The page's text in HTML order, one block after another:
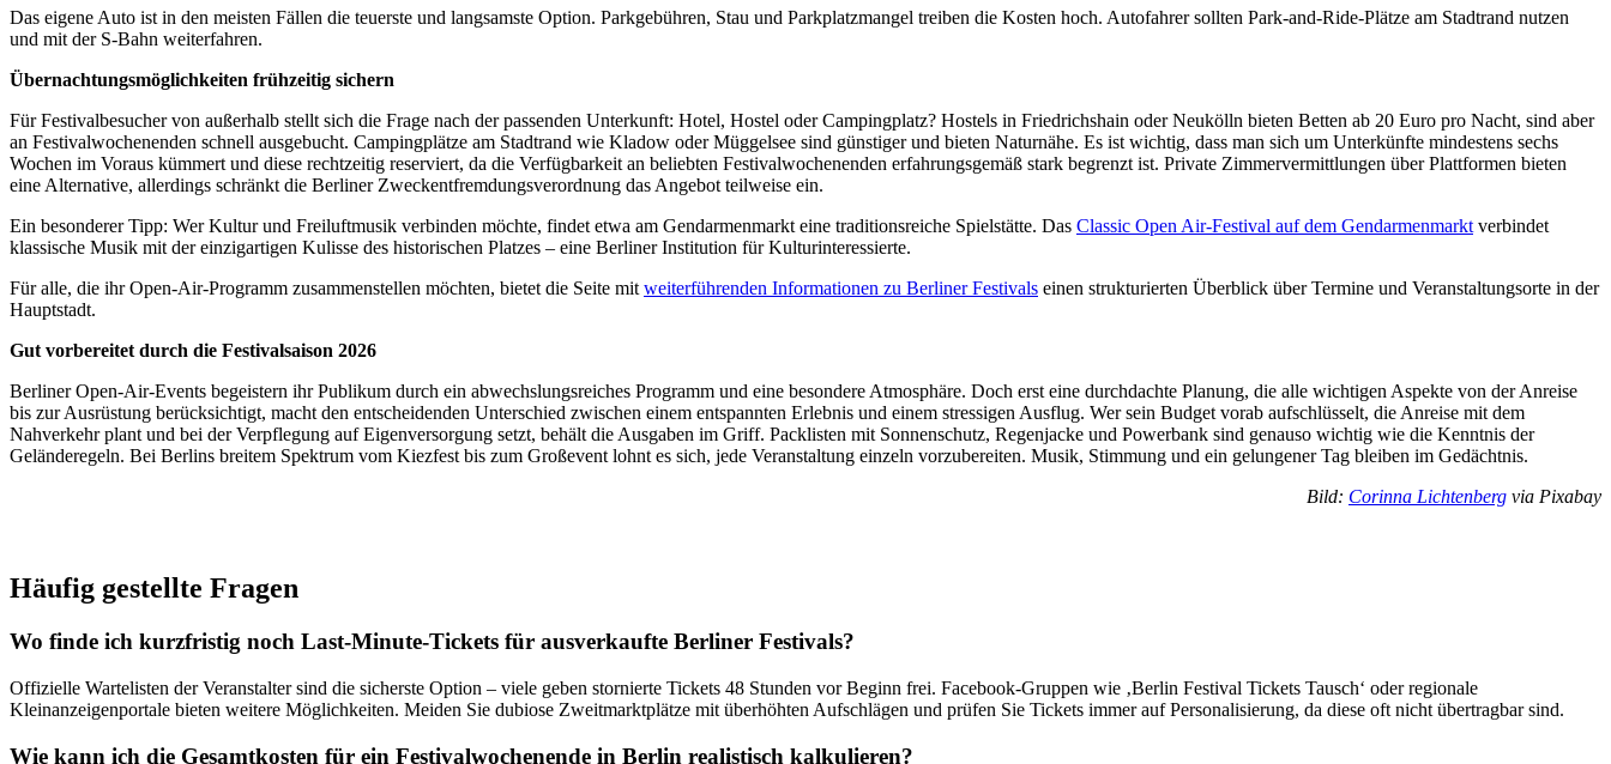
Das eigene Auto ist in den meisten Fällen die teuerste und langsamste Option. Parkgebühren, Stau und Parkplatzmangel treiben die Kosten hoch. Autofahrer sollten Park-and-Ride-Plätze am Stadtrand nutzen
und mit der S-Bahn weiterfahren.
Übernachtungsmöglichkeiten frühzeitig sichern
Für Festivalbesucher von außerhalb stellt sich die Frage nach der passenden Unterkunft: Hotel, Hostel oder Campingplatz? Hostels in Friedrichshain oder Neukölln bieten Betten ab 20 Euro pro Nacht, sind aber
an Festivalwochenenden schnell ausgebucht. Campingplätze am Stadtrand wie Kladow oder Müggelsee sind günstiger und bieten Naturnähe. Es ist wichtig, dass man sich um Unterkünfte mindestens sechs
Wochen im Voraus kümmert und diese rechtzeitig reserviert, da die Verfügbarkeit an beliebten Festivalwochenenden erfahrungsgemäß stark begrenzt ist. Private Zimmervermittlungen über Plattformen bieten
eine Alternative, allerdings schränkt die Berliner Zweckentfremdungsverordnung das Angebot teilweise ein.
Ein besonderer Tipp: Wer Kultur und Freiluftmusik verbinden möchte, findet etwa am Gendarmenmarkt eine traditionsreiche Spielstätte. Das Classic Open Air-Festival auf dem Gendarmenmarktverbindet
klassische Musik mit der einzigartigen Kulisse des historischen Platzes – eine Berliner Institution für Kulturinteressierte.
Für alle, die ihr Open-Air-Programm zusammenstellen möchten, bietet die Seite mitweiterführenden Informationen zu Berliner Festivals einen strukturierten Überblick über Termine und Veranstaltungsorte in der
Hauptstadt.
Gut vorbereitet durch die Festivalsaison 2026
Berliner Open-Air-Events begeistern ihr Publikum durch ein abwechslungsreiches Programm und eine besondere Atmosphäre. Doch erst eine durchdachte Planung, die alle wichtigen Aspekte von der Anreise
bis zur Ausrüstung berücksichtigt, macht den entscheidenden Unterschied zwischen einem entspannten Erlebnis und einem stressigen Ausflug. Wer sein Budget vorab aufschlüsselt, die Anreise mit dem
Nahverkehr plant und bei der Verpflegung auf Eigenversorgung setzt, behält die Ausgaben im Griff. Packlisten mit Sonnenschutz, Regenjacke und Powerbank sind genauso wichtig wie die Kenntnis der
Geländeregeln. Bei Berlins breitem Spektrum vom Kiezfest bis zum Großevent lohnt es sich, jede Veranstaltung einzeln vorzubereiten. Musik, Stimmung und ein gelungener Tag bleiben im Gedächtnis.
Bild: Corinna Lichtenberg via Pixabay
Häufig gestellte Fragen
Wo finde ich kurzfristig noch Last-Minute-Tickets für ausverkaufte Berliner Festivals?
Offizielle Wartelisten der Veranstalter sind die sicherste Option – viele geben stornierte Tickets 48 Stunden vor Beginn frei. Facebook-Gruppen wie ‚Berlin Festival Tickets Tausch‘ oder regionale
Kleinanzeigenportale bieten weitere Möglichkeiten. Meiden Sie dubiose Zweitmarktplätze mit überhöhten Aufschlägen und prüfen Sie Tickets immer auf Personalisierung, da diese oft nicht übertragbar sind.
Wie kann ich die Gesamtkosten für ein Festivalwochenende in Berlin realistisch kalkulieren?